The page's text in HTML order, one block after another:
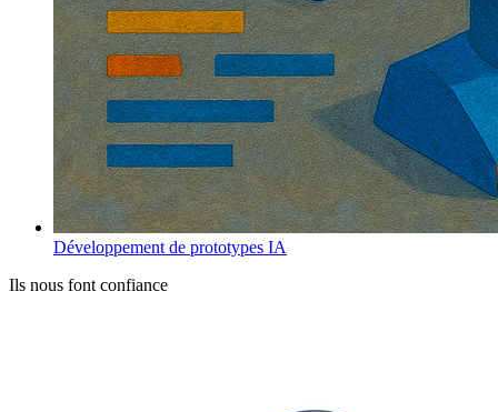
Développement de prototypes IA
Ils nous font confiance